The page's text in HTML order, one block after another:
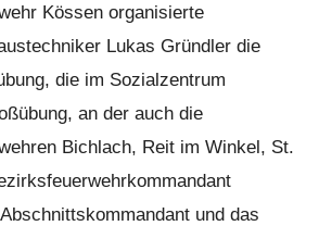
Kössen organisierte
Lukas Gründler die
die im Sozialzentrum
an der auch die
Bichlach, Reit im Winkel, St.
und das